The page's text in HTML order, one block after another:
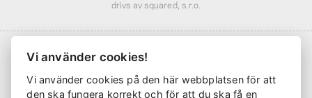
drivs av squared, s.r.o.
Frakt från61 kr· rabatterad över 569 kr
Vi använder cookies!
Vi använder cookies på den här webbplatsen för att
den ska fungera korrekt och för att du ska få en